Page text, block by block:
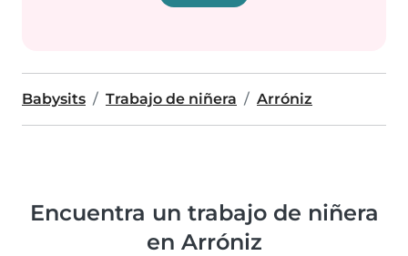
Babysits Trabajo de niñera Arróniz
Encuentra un trabajo de niñera
en Arróniz